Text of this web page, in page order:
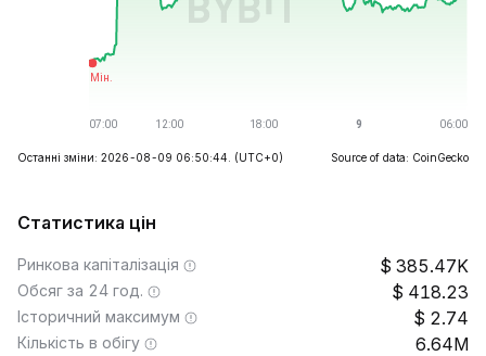
Останні зміни: 2026-08-09 06:50:44. (UTC+0) Source of data: CoinGecko
Статистика цін
Ринкова капіталізація 385.47K
Обсяг за 24 год. 418.23
Історичний максимум 2.74
Кількість в обігу 6.64M